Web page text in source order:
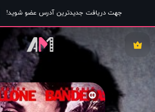
جهت دریافت جدیدترین آدرس عضو شوید!